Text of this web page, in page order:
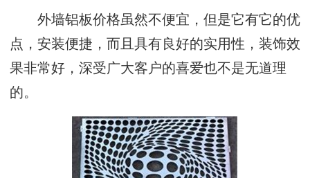
外墙铝板价格虽然不便宜，但是它有它的优
点，安装便捷，而且具有良好的实用性，装饰效
果非常好，深受广大客户的喜爱也不是无道理
的。